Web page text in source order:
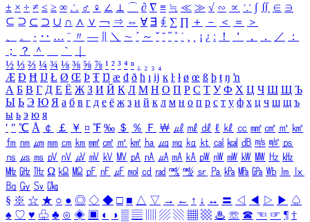
± × ÷ ≠ ≤ ≥ ∞ ∴ ♂ ♀ ∠ ⊥ ⌒ ∂ ∇ ≡ ≒ ≪ ≫ √ ∽ ∝ ∵ ∫ ∬ ∈ ∋
⊆ ⊇ ⊂ ⊃ ∪ ∩ ∧ ∨ ￢ ⇒ ⇔ ∀ ∃ ∮ ∑ ∏ ＋ － ＜ ＝
＞
、
。 · ‥ … ¨ 〃 ― ＼ ∼ ´ ～ ˇ ˘ ˝ ˚ ˙ ¸ ¡ ¿ ː ！ ＇ ， ． ／
：
；
？ ＾ ｀
½ ⅓ ⅔ ¼ ¾ ⅛ ⅜ ⅝ ⅞ ¹ ² ³ ⁴ ⁿ ₁ ₂ ₃ ₄
Æ Ð Ħ Ĳ Ł Ø Œ Þ Ŧ Ŋ æ đ ð ħ ı ĳ ĸ ŀ ł ø œ ß þ ŧ ŋ ŉ
А Б В Г Д Е Ё Ж З И Й К Л М Н О П Р С Т У Ф Х Ц Ч Ш Щ Ъ
Ы Ь Э Ю Я а б в г д е ё ж з и й к л м н о п р с т у ф х ц ч ш щ ъ
ы ь э ю я
′ ″ ℃ Å ￠ ￡ ￥ ¤ ℉ ‰ ＄ ％ Ｆ ￦ ㎕ ㎖ ㎗ ℓ ㎘ ㏄ ㎣ ㎤ ㎥ ㎦
㎙ ㎚ ㎛ ㎜ ㎝ ㎞ ㎟ ㎠ ㎡ ㎢ ㏊ ㎍ ㎎ ㎏ ㏏ ㎈ ㎉ ㏈ ㎧ ㎨ ㎰
㎱ ㎲ ㎳ ㎴ ㎵ ㎶ ㎷ ㎸ ㎹ ㎀ ㎁ ㎂ ㎃ ㎄ ㎺ ㎻ ㎽ ㎾ ㎿ ㎐ ㎑
㎒ ㎓ ㎔ Ω ㏀ ㏁ ㎊ ㎋ ㎌ ㏖ ㏅ ㎭ ㎮ ㎯ ㏛ ㎩ ㎪ ㎫ ㎬ ㏝ ㏐
㏓
㏃ ㏉ ㏜ ㏆
§ ※ ☆ ★ ○ ● ◎ ◇ ◆ □ ■ △ ▽ → ← ↑ ↓ ↔ 〓 ◁ ◀ ▷ ▶ ♤
♠ ♡ ♥ ♧ ♣ ⊙ ◈ ▣ ◐ ◑ ▒ ▤ ▨ ▧ ▦ ▩ ♨ ☏ ☎ ☜ ☞ ¶ †